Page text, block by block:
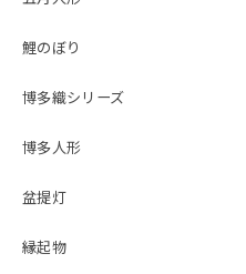
鯉のぼり
博多織シリーズ
博多人形
盆提灯
縁起物
ネットの写真を見て購入しま
持ちになります。 コンパクト
ていたのですが、松屋さん
があってとても良かったです
風セット 収納ハニ
52410-0101 弓太刀
10号清流】